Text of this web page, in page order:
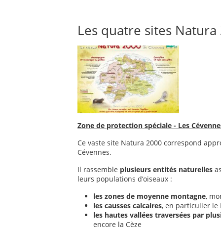
Les quatre sites
Zone de protection spéciale - Les
Ce vaste site Natura 2000 correspond
Cévennes.
Il rassemble plusieurs entités naturelles
leurs populations d’oiseaux :
les zones de moyenne montagne,
les causses calcaires, en particulier le
les hautes vallées traversées par
encore la Cèze